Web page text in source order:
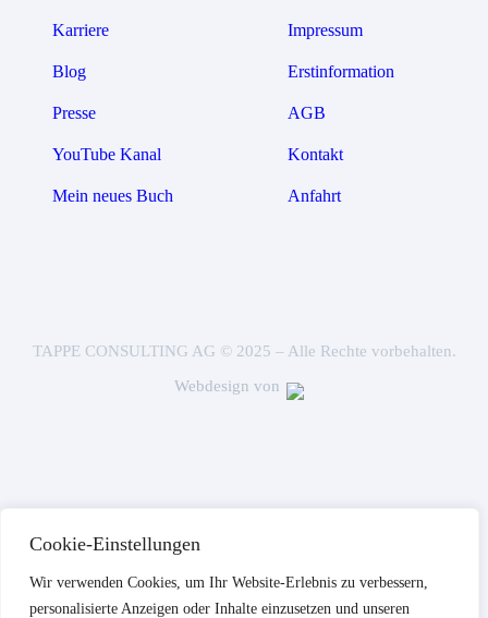
Cookie-Einstellungen
Wir verwenden Cookies, um Ihr Website-Erlebnis zu verbessern,
personalisierte Anzeigen oder Inhalte einzusetzen und unseren
Karriere
Blog
Presse
YouTube Kanal
Mein neues Buch
Impressum
Erstinformation
AGB
Kontakt
Anfahrt
TAPPE CONSULTING AG © 2025 – Alle Rechte vorbehalten.
Webdesign von